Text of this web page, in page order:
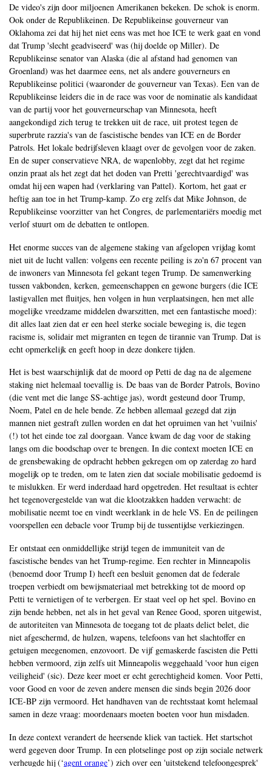
De video's zijn door miljoenen Amerikanen bekeken. De schok is enorm.
Ook onder de Republikeinen. De Republikeinse gouverneur van
Oklahoma zei dat hij het niet eens was met hoe ICE te werk gaat en vond
dat Trump 'slecht geadviseerd' was (hij doelde op Miller). De
Republikeinse senator van Alaska (die al afstand had genomen van
Groenland) was het daarmee eens, net als andere gouverneurs en
Republikeinse politici (waaronder de gouverneur van Texas). Een van de
Republikeinse leiders die in de race was voor de nominatie als kandidaat
van de partij voor het gouverneurschap van Minnesota, heeft
aangekondigd zich terug te trekken uit de race, uit protest tegen de
superbrute razzia's van de fascistische bendes van ICE en de Border
Patrols. Het lokale bedrijfsleven klaagt over de gevolgen voor de zaken.
En de super conservatieve NRA, de wapenlobby, zegt dat het regime
onzin praat als het zegt dat het doden van Pretti 'gerechtvaardigd' was
omdat hij een wapen had (verklaring van Pattel). Kortom, het gaat er
heftig aan toe in het Trump-kamp. Zo erg zelfs dat Mike Johnson, de
Republikeinse voorzitter van het Congres, de parlementariërs moedig met
verlof stuurt om de debatten te ontlopen.
Het enorme succes van de algemene staking van afgelopen vrijdag komt
niet uit de lucht vallen: volgens een recente peiling is zo'n 67 procent van
de inwoners van Minnesota fel gekant tegen Trump. De samenwerking
tussen vakbonden, kerken, gemeenschappen en gewone burgers (die ICE
lastigvallen met fluitjes, hen volgen in hun verplaatsingen, hen met alle
mogelijke vreedzame middelen dwarszitten, met een fantastische moed):
dit alles laat zien dat er een heel sterke sociale beweging is, die tegen
racisme is, solidair met migranten en tegen de tirannie van Trump. Dat is
echt opmerkelijk en geeft hoop in deze donkere tijden.
Het is best waarschijnlijk dat de moord op Petti de dag na de algemene
staking niet helemaal toevallig is. De baas van de Border Patrols, Bovino
(die vent met die lange SS-achtige jas), wordt gesteund door Trump,
Noem, Patel en de hele bende. Ze hebben allemaal gezegd dat zijn
mannen niet gestraft zullen worden en dat het opruimen van het 'vuilnis'
(!) tot het einde toe zal doorgaan. Vance kwam de dag voor de staking
langs om die boodschap over te brengen. In die context moeten ICE en
de grensbewaking de opdracht hebben gekregen om op zaterdag zo hard
mogelijk op te treden, om te laten zien dat sociale mobilisatie gedoemd is
te mislukken. Er werd inderdaad hard opgetreden. Het resultaat is echter
het tegenovergestelde van wat die klootzakken hadden verwacht: de
mobilisatie neemt toe en vindt weerklank in de hele VS. En de peilingen
voorspellen een debacle voor Trump bij de tussentijdse verkiezingen.
Er ontstaat een onmiddellijke strijd tegen de immuniteit van de
fascistische bendes van het Trump-regime. Een rechter in Minneapolis
(benoemd door Trump I) heeft een besluit genomen dat de federale
troepen verbiedt om bewijsmateriaal met betrekking tot de moord op
Petti te vernietigen of te verbergen. Er staat veel op het spel. Bovino en
zijn bende hebben, net als in het geval van Renee Good, sporen uitgewist,
de autoriteiten van Minnesota de toegang tot de plaats delict belet, die
niet afgeschermd, de hulzen, wapens, telefoons van het slachtoffer en
getuigen meegenomen, enzovoort. De vijf gemaskerde fascisten die Petti
hebben vermoord, zijn zelfs uit Minneapolis weggehaald 'voor hun eigen
veiligheid' (sic). Deze keer moet er echt gerechtigheid komen. Voor Petti,
voor Good en voor de zeven andere mensen die sinds begin 2026 door
ICE-BP zijn vermoord. Het handhaven van de rechtsstaat komt helemaal
samen in deze vraag: moordenaars moeten boeten voor hun misdaden.
In deze context verandert de heersende kliek van tactiek. Het startschot
werd gegeven door Trump. In een plotselinge post op zijn sociale netwerk
verheugde hij (‘agent orange’) zich over een 'uitstekend telefoongesprek'